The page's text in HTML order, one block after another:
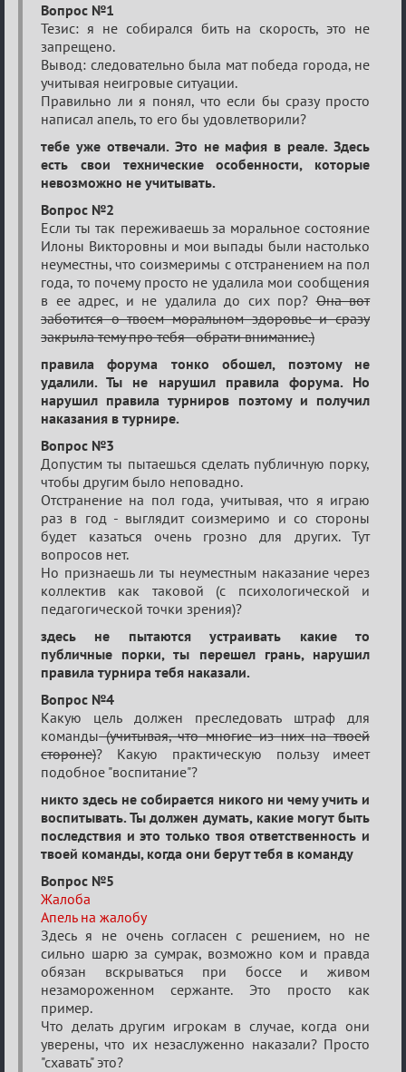
Вопрос №1
Тезис: я не собирался бить на скорость, это не
запрещено.
Вывод: следовательно была мат победа города, не
учитывая неигровые ситуации.
Правильно ли я понял, что если бы сразу просто
написал апель, то его бы удовлетворили?
тебе уже отвечали. Это не мафия в реале. Здесь
есть свои технические особенности, которые
невозможно не учитывать.
Вопрос №2
Если ты так переживаешь за моральное состояние
Илоны Викторовны и мои выпады были настолько
неуместны, что соизмеримы с отстранением на пол
года, то почему просто не удалила мои сообщения
в ее адрес, и не удалила до сих пор?Она вот
заботится о твоем моральном здоровье и сразу
закрыла тему про тебя - обрати внимание.)
правила форума тонко обошел, поэтому не
удалили. Ты не нарушил правила форума. Но
нарушил правила турниров поэтому и получил
наказания в турнире.
Вопрос №3
Допустим ты пытаешься сделать публичную порку,
чтобы другим было неповадно.
Отстранение на пол года, учитывая, что я играю
раз в год - выглядит соизмеримо и со стороны
будет казаться очень грозно для других. Тут
вопросов нет.
Но признаешь ли ты неуместным наказание через
коллектив как таковой (с психологической и
педагогической точки зрения)?
здесь не пытаются устраивать какие то
публичные порки, ты перешел грань, нарушил
правила турнира тебя наказали.
Вопрос №4
Какую цель должен преследовать штраф для
команды(учитывая, что многие из них на твоей
стороне)? Какую практическую пользу имеет
подобное "воспитание"?
никто здесь не собирается никого ни чему учить и
воспитывать. Ты должен думать, какие могут быть
последствия и это только твоя ответственность и
твоей команды, когда они берут тебя в команду
Вопрос №5
Жалоба
Апель на жалобу
Здесь я не очень согласен с решением, но не
сильно шарю за сумрак, возможно ком и правда
обязан вскрываться при боссе и живом
незамороженном сержанте. Это просто как
пример.
Что делать другим игрокам в случае, когда они
уверены, что их незаслуженно наказали? Просто
"схавать" это?